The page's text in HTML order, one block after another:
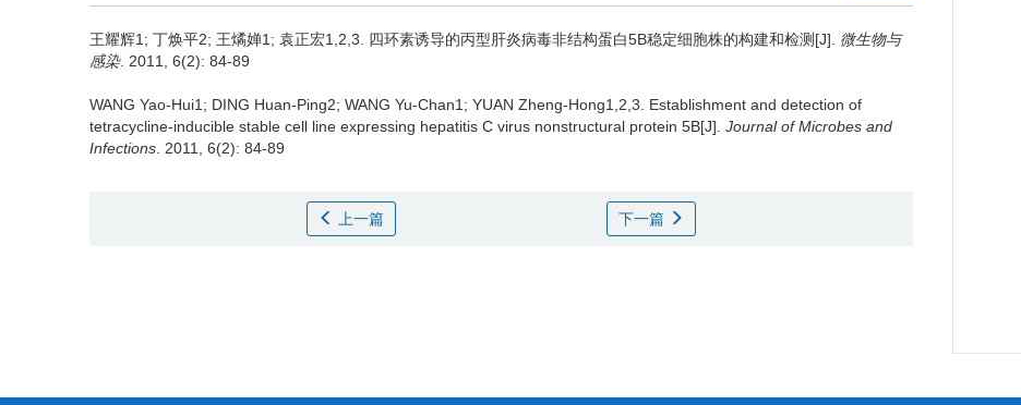
王耀辉1; 丁焕平2; 王燏婵1; 袁正宏1,2,3. 四环素诱导的丙型肝炎病毒非结构蛋白5B稳定细胞株的构建和检测[J]. 微生物与
感染. 2011, 6(2): 84-89
WANG Yao-Hui1; DING Huan-Ping2; WANG Yu-Chan1; YUAN Zheng-Hong1,2,3. Establishment and detection of
tetracycline-inducible stable cell line expressing hepatitis C virus nonstructural protein 5B[J]. Journal of Microbes and
Infections . 2011, 6(2): 84-89
上一篇 下一篇